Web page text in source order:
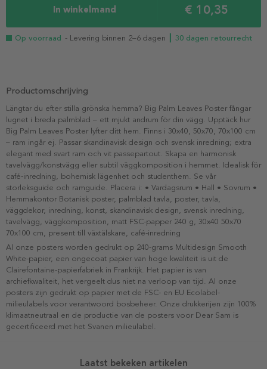
In winkelmand € 10,35
Op voorraad - Levering binnen 2–6 dagen ┃ 30 dagen retourrecht
Productomschrijving
Längtar du efter stilla grönska hemma? Big Palm Leaves Poster fångar
lugnet i breda palmblad – ett mjukt andrum för din vägg. Upptäck hur
Big Palm Leaves Poster lyfter ditt hem. Finns i 30x40, 50x70, 70x100 cm
– ram ingår ej. Passar skandinavisk design och svensk inredning; extra
elegant med svart ram och vit passepartout. Skapa en harmonisk
tavelvägg/konstvägg eller subtil väggkomposition i hemmet. Idealisk för
café‑inredning, bohemisk lägenhet och studenthem. Se vår
storleksguide och ramguide. Placera i: • Vardagsrum • Hall • Sovrum •
Hemmakontor Botanisk poster, palmblad tavla, poster, tavla,
väggdekor, inredning, konst, skandinavisk design, svensk inredning,
tavelvägg, väggkomposition, matt FSC-papper 240 g, 30x40 50x70
70x100 cm, present till växtälskare, café-inredning
Al onze posters worden gedrukt op 240-grams Multidesign Smooth
White-papier, een ongecoat papier van hoge kwaliteit is uit de
Clairefontaine-papierfabriek in Frankrijk. Het papier is van
archiefkwaliteit, het vergeelt dus niet na verloop van tijd. Al onze
posters zijn gedrukt op papier met de FSC- en EU Ecolabel-
milieulabels voor verantwoord bosbeheer. Onze drukkerijen zijn 100%
klimaatneutraal en de productie van de posters voor Dear Sam is
gecertificeerd met het Svanen milieulabel.
Laatst bekeken artikelen